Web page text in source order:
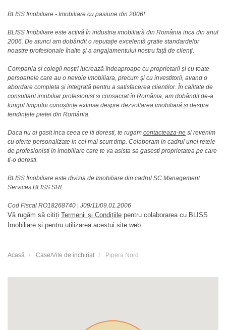
BLISS Imobiliare - Imobiliare cu pasiune din 2006!
BLISS Imobiliare este activă în industria imobiliară din România inca din anul
2006. De atunci am dobândit o reputație excelentă gratie standardelor
noastre profesionale înalte și a angajamentului nostru față de clienți.
Compania și colegii noștri lucrează îndeaproape cu proprietarii și cu toate
persoanele care au o nevoie imobiliara, precum și cu investitorii, avand o
abordare completa și integrată pentru a satisfacerea clientilor. În calitate de
consultant imobiliar profesionist și consacrat în România, am dobândit de-a
lungul timpului cunoștințe extinse despre dezvoltarea imobiliară și despre
tendințele pietei din România.
Daca nu ai gasit inca ceea ce iti doresti, te rugam contacteaza-ne si revenim
cu oferte personalizate in cel mai scurt timp. Colaboram in cadrul unei retele
de profesionisti in imobiliare care te va asista sa gasesti proprietatea pe care
ti-o doresti.
BLISS Imobiliare este divizia de Imobiliare din cadrul SC Management
Services BLISS SRL
Cod Fiscal RO18268740 | J09/11/09.01.2006
Vă rugăm să citiți Termenii și Condițiile pentru colaborarea cu BLISS
Imobiliare și pentru utilizarea acestui site web.
Acasă Case/Vile de inchiriat Pipera Nord